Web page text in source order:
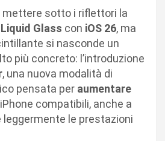
mettere sotto i riflettori la
Liquid Glass con iOS 26, ma
si nasconde un
più concreto: l’introduzione
, una nuova modalità di
pensata per aumentare
compatibili, anche a
le prestazioni